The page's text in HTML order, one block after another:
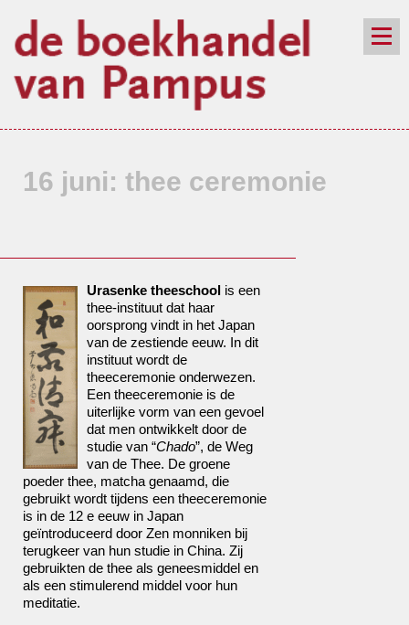
nieuwsbrief
16 juni: thee ceremonie
Urasenke theeschool is een
thee-instituut dat haar
oorsprong vindt in het Japan
van de zestiende eeuw. In dit
instituut wordt de
theeceremonie onderwezen.
Een theeceremonie is de
uiterlijke vorm van een gevoel
dat men ontwikkelt door de
studie van “Chado”, de Weg
van de Thee. De groene
poeder thee, matcha genaamd, die
gebruikt wordt tijdens een theeceremonie
is in de 12 e eeuw in Japan
geïntroduceerd door Zen monniken bij
terugkeer van hun studie in China. Zij
gebruikten de thee als geneesmiddel en
als een stimulerend middel voor hun
meditatie.